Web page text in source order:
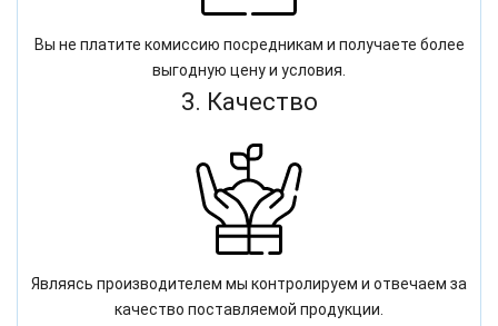
Вы не платите комиссию посредникам и получаете более
выгодную цену и условия.
3. Качество
Являясь производителем мы контролируем и отвечаем за
качество поставляемой продукции.